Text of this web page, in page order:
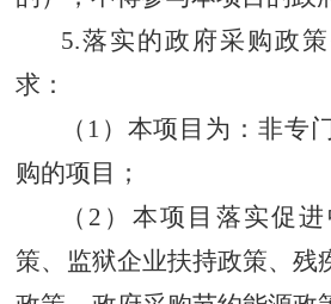
5.落实的政府采购政
求：
（1）本项目为：非专
购的项目；
（2）本项目落实促
策、监狱企业扶持政策、残